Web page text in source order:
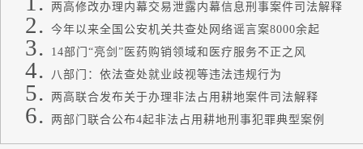
两高修改办理内幕交易泄露内幕信息刑事案件司法解释
今年以来全国公安机关共查处网络谣言案8000余起
14部门“亮剑”医药购销领域和医疗服务不正之风
八部门：依法查处就业歧视等违法违规行为
两高联合发布关于办理非法占用耕地案件司法解释
两部门联合公布4起非法占用耕地刑事犯罪典型案例